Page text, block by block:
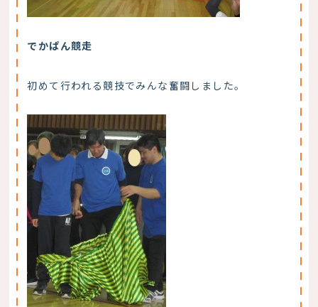
でかぱん競走
初めて行われる競技でみんな奮闘しました。